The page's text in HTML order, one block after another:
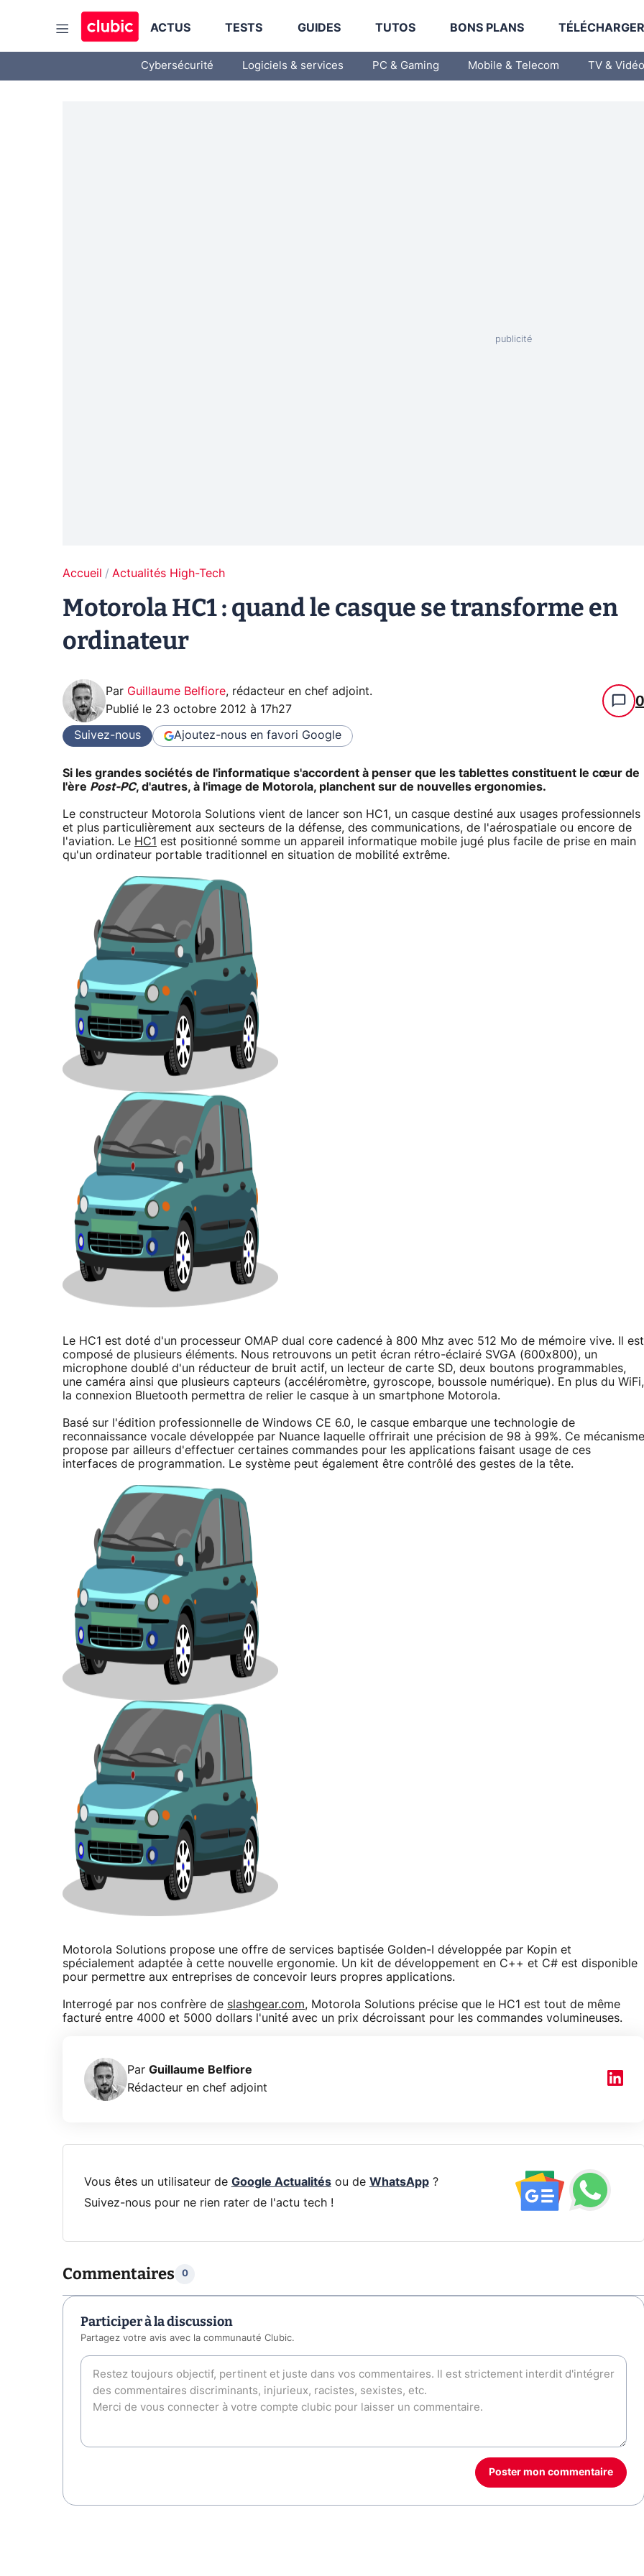
ACTUS TESTS GUIDES TUTOS BONS PLANS
Cybersécurité Logiciels & services PC & Gaming Mobile & Telecom TV & Vidéo
Accueil Actualités High-Tech
Motorola HC1 : quand le casque se transforme en
ordinateur
Par Guillaume Belfiore, rédacteur en chef adjoint.
Publié le 23 octobre 2012 à 17h27 0
Suivez-nous Ajoutez-nous en favori Google
Si les grandes sociétés de l'informatique s'accordent à penser que les tablettes constituent le cœur de
l'ère Post-PC, d'autres, à l'image de Motorola, planchent sur de nouvelles ergonomies.
Le constructeur Motorola Solutions vient de lancer son HC1, un casque destiné aux usages professionnels
et plus particulièrement aux secteurs de la défense, des communications, de l'aérospatiale ou encore de
l'aviation. Le HC1 est positionné somme un appareil informatique mobile jugé plus facile de prise en main
qu'un ordinateur portable traditionnel en situation de mobilité extrême.
Le HC1 est doté d'un processeur OMAP dual core cadencé à 800 Mhz avec 512 Mo de mémoire vive. Il est
composé de plusieurs éléments. Nous retrouvons un petit écran rétro-éclairé SVGA (600x800), un
microphone doublé d'un réducteur de bruit actif, un lecteur de carte SD, deux boutons programmables,
une caméra ainsi que plusieurs capteurs (accéléromètre, gyroscope, boussole numérique). En plus du WiFi,
la connexion Bluetooth permettra de relier le casque à un smartphone Motorola.
Basé sur l'édition professionnelle de Windows CE 6.0, le casque embarque une technologie de
reconnaissance vocale développée par Nuance laquelle offrirait une précision de 98 à 99%. Ce mécanisme
propose par ailleurs d'effectuer certaines commandes pour les applications faisant usage de ces
interfaces de programmation. Le système peut également être contrôlé des gestes de la tête.
Motorola Solutions propose une offre de services baptisée Golden-I développée par Kopin et
spécialement adaptée à cette nouvelle ergonomie. Un kit de développement en C++ et C# est disponible
pour permettre aux entreprises de concevoir leurs propres applications.
Interrogé par nos confrère de slashgear.com, Motorola Solutions précise que le HC1 est tout de même
facturé entre 4000 et 5000 dollars l'unité avec un prix décroissant pour les commandes volumineuses.
Par Guillaume Belfiore
Rédacteur en chef adjoint
Vous êtes un utilisateur de Google Actualitésou de WhatsApp?
Suivez-nous pour ne rien rater de l'actu tech !
Commentaires 0
Participer à la discussion
Partagez votre avis avec la communauté Clubic.
Poster mon commentaire